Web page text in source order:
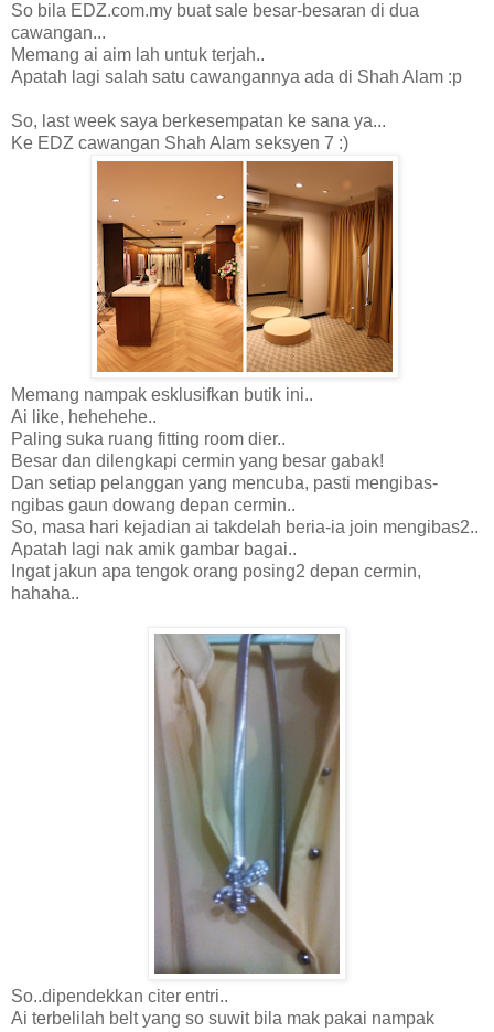
So bila EDZ.com.my buat sale besar-besaran di dua
cawangan...
Memang ai aim lah untuk terjah..
Apatah lagi salah satu cawangannya ada di Shah Alam :p
So, last week saya berkesempatan ke sana ya...
Ke EDZ cawangan Shah Alam seksyen 7 :)
Memang nampak esklusifkan butik ini..
Ai like, hehehehe..
Paling suka ruang fitting room dier..
Besar dan dilengkapi cermin yang besar gabak!
Dan setiap pelanggan yang mencuba, pasti mengibas-
ngibas gaun dowang depan cermin..
So, masa hari kejadian ai takdelah beria-ia join mengibas2..
Apatah lagi nak amik gambar bagai..
Ingat jakun apa tengok orang posing2 depan cermin,
hahaha..
So..dipendekkan citer entri..
Ai terbelilah belt yang so suwit bila mak pakai nampak